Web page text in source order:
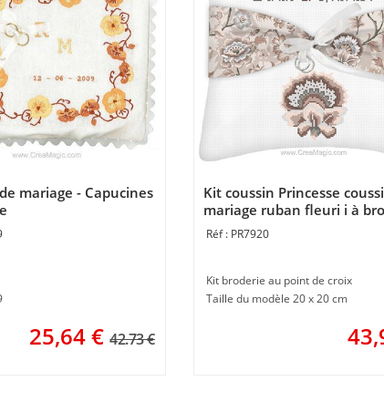
mariage - Capucines
25,64€ 42.73 €
Kit coussin Princesse
mariage ruban fleuri i à
en broderie au point de croix
PR7920
Kit broderie au point de croix
Taille du modèle 20 x 20 cm